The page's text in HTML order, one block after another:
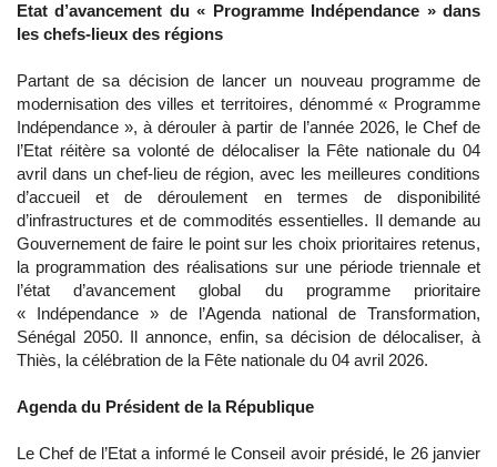
Etat d’avancement du « Programme Indépendance » dans
les chefs-lieux des régions
Partant de sa décision de lancer un nouveau programme de
modernisation des villes et territoires, dénommé « Programme
Indépendance », à dérouler à partir de l’année 2026, le Chef de
l’Etat réitère sa volonté de délocaliser la Fête nationale du 04
avril dans un chef-lieu de région, avec les meilleures conditions
d’accueil et de déroulement en termes de disponibilité
d’infrastructures et de commodités essentielles. Il demande au
Gouvernement de faire le point sur les choix prioritaires retenus,
la programmation des réalisations sur une période triennale et
l’état d’avancement global du programme prioritaire
« Indépendance » de l’Agenda national de Transformation,
Sénégal 2050. Il annonce, enfin, sa décision de délocaliser, à
Thiès, la célébration de la Fête nationale du 04 avril 2026.
Agenda du Président de la République
Le Chef de l’Etat a informé le Conseil avoir présidé, le 26 janvier